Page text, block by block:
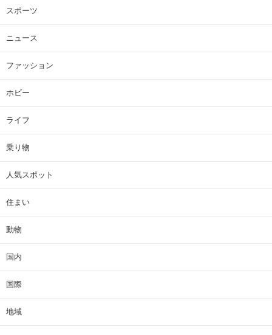
スポーツ
ニュース
ファッション
ホビー
ライフ
乗り物
人気スポット
住まい
動物
国内
国際
地域